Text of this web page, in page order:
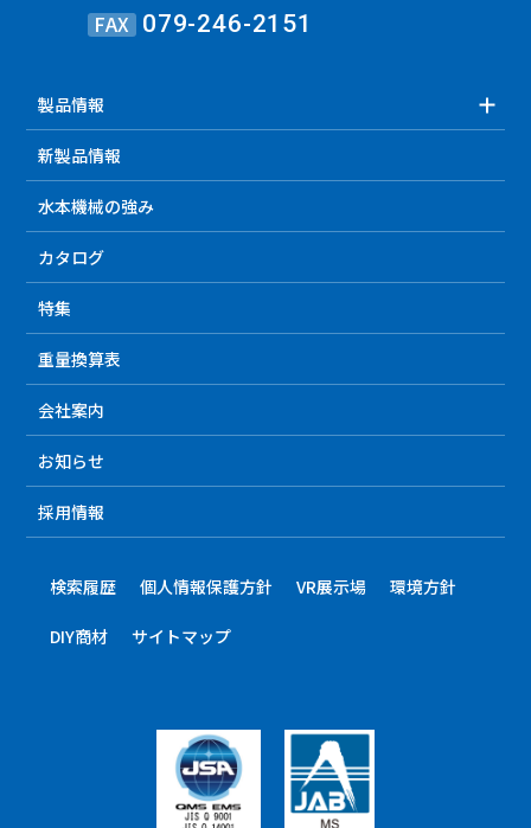
FAX 079-246-2151
製品情報
新製品情報
水本機械の強み
カタログ
特集
重量換算表
会社案内
お知らせ
採用情報
検索履歴 個人情報保護方針 VR展示場 環境方針
DIY商材 サイトマップ